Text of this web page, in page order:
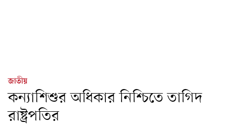
জাতীয়
কন্যাশিশুর অধিকার নিশ্চিতে তাগিদ
রাষ্ট্রপতির